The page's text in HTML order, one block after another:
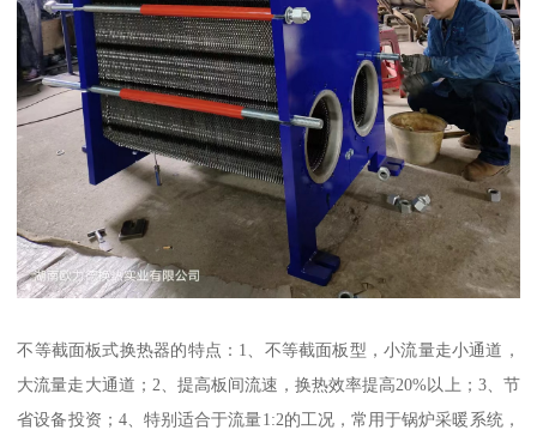
不等截面板式换热器的特点：1、不等截面板型，小流量走小通道，
大流量走大通道；2、提高板间流速，换热效率提高20%以上；3、节
省设备投资；4、特别适合于流量1:2的工况，常用于锅炉采暖系统，